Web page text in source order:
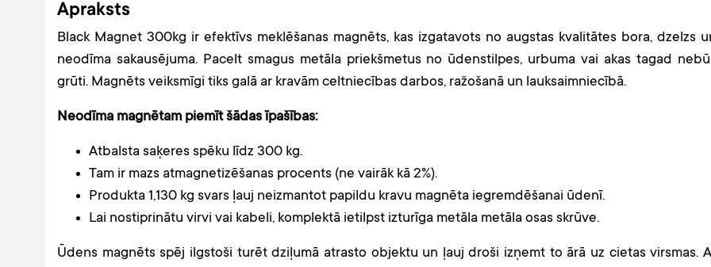
Apraksts
Black Magnet 300kg ir efektīvs meklēšanas magnēts, kas izgatavots no augstas kvalitātes bora, dzelzs
neodīma sakausējuma. Pacelt smagus metāla priekšmetus no ūdenstilpes, urbuma vai akas tagad
grūti. Magnēts veiksmīgi tiks galā ar kravām celtniecības darbos, ražošanā un lauksaimniecībā.
Neodīma magnētam piemīt šādas īpašības:
Atbalsta saķeres spēku līdz 300 kg.
Tam ir mazs atmagnetizēšanas procents (ne vairāk kā 2%).
Produkta 1,130 kg svars ļauj neizmantot papildu kravu magnēta iegremdēšanai ūdenī.
Lai nostiprinātu virvi vai kabeli, komplektā ietilpst izturīga metāla metāla osas skrūve.
Ūdens magnēts spēj ilgstoši turēt dziļumā atrasto objektu un ļauj droši izņemt to ārā uz cietas virsmas.